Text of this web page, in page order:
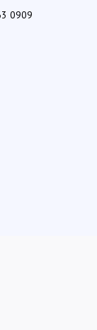
0909